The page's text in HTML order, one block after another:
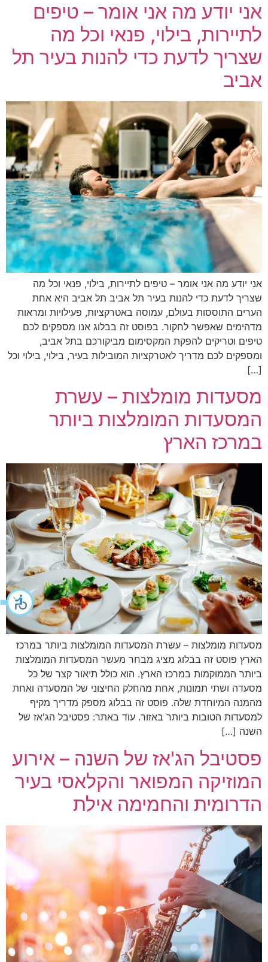
אני יודע מה אני אומר – טיפים
לתיירות, בילוי, פנאי וכל מה
שצריך לדעת כדי להנות בעיר תל
אביב
אני יודע מה אני אומר – טיפים לתיירות, בילוי, פנאי וכל מה
שצריך לדעת כדי להנות בעיר תל אביב תל אביב היא אחת
הערים התוססות בעולם, עמוסה באטרקציות, פעילויות ומראות
מדהימים שאפשר לחקור. בפוסט זה בבלוג אנו מספקים לכם
טיפים וטריקים להפקת המקסימום מביקורכם בתל אביב,
ומספקים לכם מדריך לאטרקציות המובילות בעיר, בילוי, בילוי וכל
[…]
מסעדות מומלצות – עשרת
המסעדות המומלצות ביותר
במרכז הארץ
מסעדות מומלצות – עשרת המסעדות המומלצות ביותר במרכז
הארץ פוסט זה בבלוג מציג מבחר מעשר המסעדות המומלצות
ביותר הממוקמות במרכז הארץ. הוא כולל תיאור קצר של כל
מסעדה ושתי תמונות, אחת מהחלק החיצוני של המסעדה ואחת
מהמנה המיוחדת שלה. פוסט זה בבלוג מספק מדריך מקיף
למסעדות הטובות ביותר באזור. עוד באתר: פסטיבל הג'אז של
השנה […]
פסטיבל הג'אז של השנה – אירוע
המוזיקה המפואר והקלאסי בעיר
הדרומית והחמימה אילת